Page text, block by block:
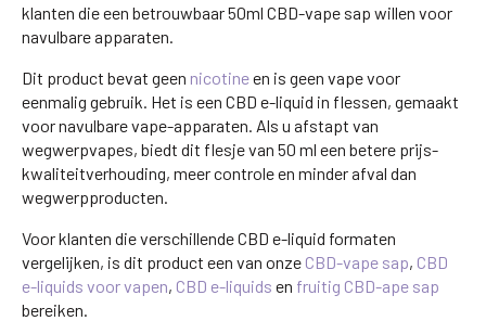
klanten die een betrouwbaar 50ml CBD-vape sap willen voor
navulbare apparaten.
Dit product bevat geen nicotineen is geen vape voor
eenmalig gebruik. Het is een CBD e-liquid in flessen, gemaakt
voor navulbare vape-apparaten. Als u afstapt van
wegwerpvapes, biedt dit flesje van 50 ml een betere prijs-
kwaliteitverhouding, meer controle en minder afval dan
wegwerpproducten.
Voor klanten die verschillende CBD e-liquid formaten
vergelijken, is dit product een van onze CBD-vape sap, CBD
e-liquids voor vapen, CBD e-liquids en fruitig CBD-ape sap
bereiken.